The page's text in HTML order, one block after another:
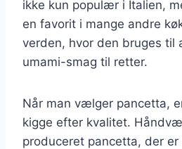
ikke kun populær i Italien,
en favorit i mange andre
verden, hvor den bruges til
umami-smag til retter.
Når man vælger pancetta,
kigge efter kvalitet.
produceret pancetta, der